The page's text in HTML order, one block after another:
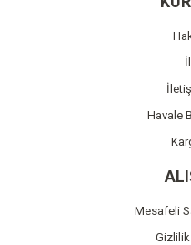
Ürün bilgilerinde hatalar
Ürün fiyatı diğer
Bu ürüne benzer farklı
Havale
Mesafeli